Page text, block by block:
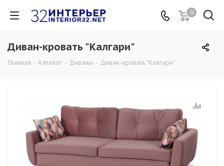
0
Диван-кровать "Калгари"
Главная - Каталог - Диваны - Диван-кровать "Калгари"